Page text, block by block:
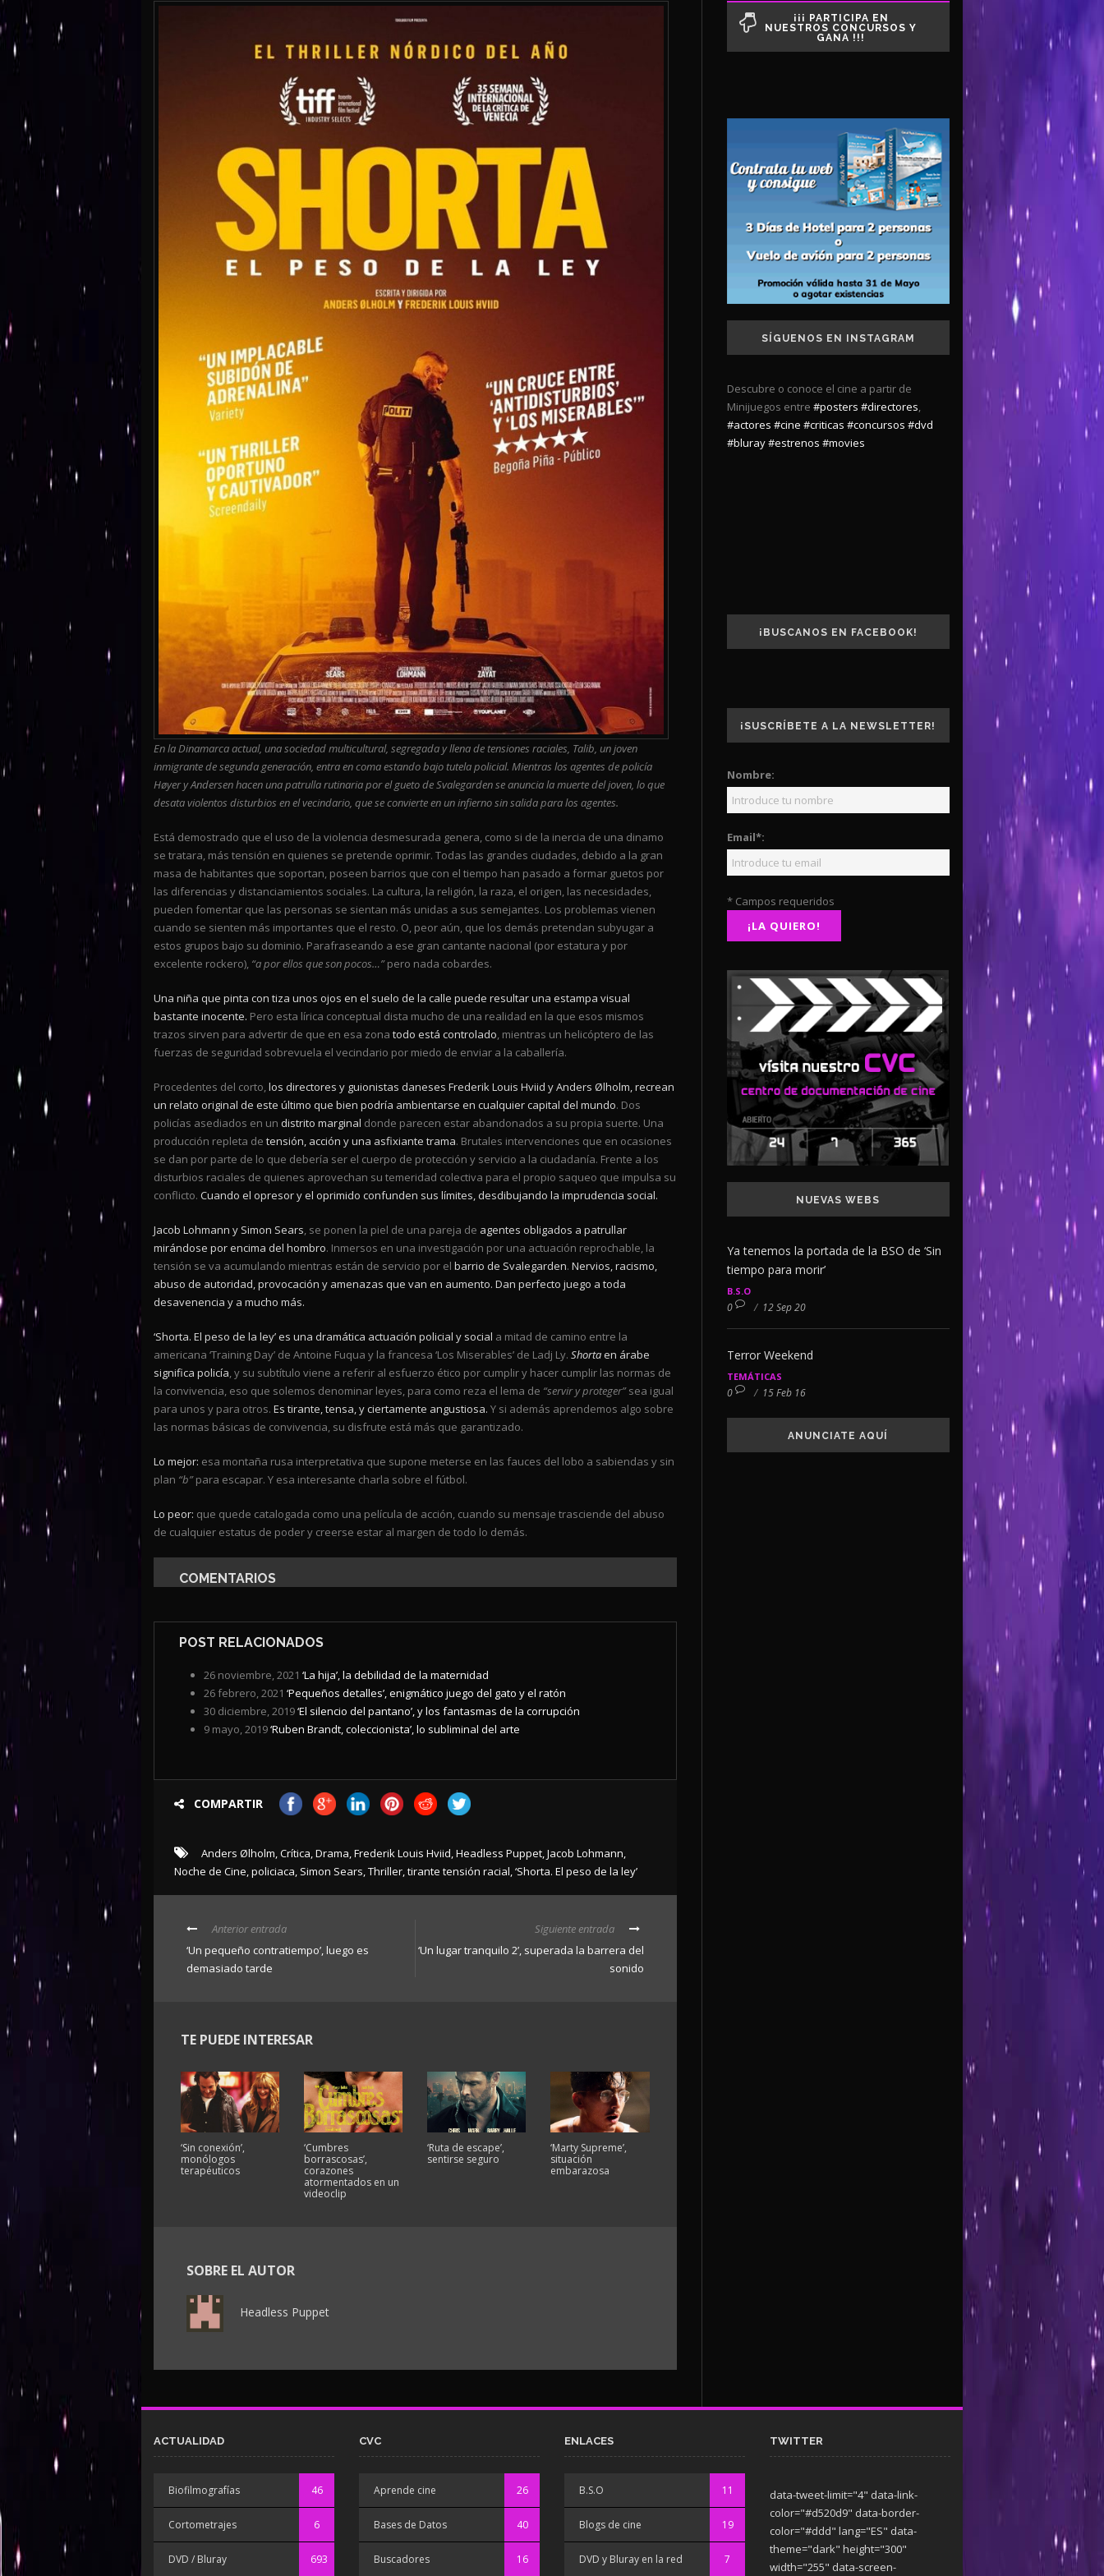
En la Dinamarca actual, una sociedad multicultural, segregada y llena de tensiones raciales, Talib, un joven
inmigrante de segunda generación, entra en coma estando bajo tutela policial. Mientras los agentes de policía
Høyer y Andersen hacen una patrulla rutinaria por el gueto de Svalegarden se anuncia la muerte del joven, lo que
desata violentos disturbios en el vecindario, que se convierte en un infierno sin salida para los agentes.
Está demostrado que el uso de la violencia desmesurada genera, como si de la inercia de una dinamo
se tratara, más tensión en quienes se pretende oprimir. Todas las grandes ciudades, debido a la gran
masa de habitantes que soportan, poseen barrios que con el tiempo han pasado a formar guetos por
las diferencias y distanciamientos sociales. La cultura, la religión, la raza, el origen, las necesidades,
pueden fomentar que las personas se sientan más unidas a sus semejantes. Los problemas vienen
cuando se sienten más importantes que el resto. O, peor aún, que los demás pretendan subyugar a
estos grupos bajo su dominio. Parafraseando a ese gran cantante nacional (por estatura y por
excelente rockero), “a por ellos que son pocos…”pero nada cobardes.
Una niña que pinta con tiza unos ojos en el suelo de la calle puede resultar una estampa visual
bastante inocente. Pero esta lírica conceptual dista mucho de una realidad en la que esos mismos
trazos sirven para advertir de que en esa zona todo está controlado, mientras un helicóptero de las
fuerzas de seguridad sobrevuela el vecindario por miedo de enviar a la caballería.
Procedentes del corto,los directores y guionistas daneses Frederik Louis Hviid y Anders Ølholm, recrean
un relato original de este último que bien podría ambientarse en cualquier capital del mundo. Dos
policías asediados en un distrito marginal donde parecen estar abandonados a su propia suerte. Una
producción repleta de tensión, acción y una asfixiante trama. Brutales intervenciones que en ocasiones
se dan por parte de lo que debería ser el cuerpo de protección y servicio a la ciudadanía. Frente a los
disturbios raciales de quienes aprovechan su temeridad colectiva para el propio saqueo que impulsa su
conflicto. Cuando el opresor y el oprimido confunden sus límites, desdibujando la imprudencia social.
Jacob Lohmann y Simon Sears, se ponen la piel de una pareja de agentes obligados a patrullar
mirándose por encima del hombro. Inmersos en una investigación por una actuación reprochable, la
tensión se va acumulando mientras están de servicio por el barrio de Svalegarden. Nervios, racismo,
abuso de autoridad, provocación y amenazas que van en aumento. Dan perfecto juego a toda
desavenencia y a mucho más.
‘Shorta. El peso de la ley’ es una dramática actuación policial y social a mitad de camino entre la
americana ‘Training Day’ de Antoine Fuqua y la francesa ‘Los Miserables’ de Ladj Ly. Shorta en árabe
significa policía, y su subtítulo viene a referir al esfuerzo ético por cumplir y hacer cumplir las normas de
la convivencia, eso que solemos denominar leyes, para como reza el lema de “servir y proteger”sea igual
para unos y para otros. Es tirante, tensa, y ciertamente angustiosa. Y si además aprendemos algo sobre
las normas básicas de convivencia, su disfrute está más que garantizado.
Lo mejor: esa montaña rusa interpretativa que supone meterse en las fauces del lobo a sabiendas y sin
plan “b”para escapar. Y esa interesante charla sobre el fútbol.
Lo peor: que quede catalogada como una película de acción, cuando su mensaje trasciende del abuso
de cualquier estatus de poder y creerse estar al margen de todo lo demás.
COMENTARIOS
POST RELACIONADOS
26 noviembre, 2021 ‘La hija’, la debilidad de la maternidad
26 febrero, 2021 ‘Pequeños detalles’, enigmático juego del gato y el ratón
30 diciembre, 2019‘El silencio del pantano’, y los fantasmas de la corrupción
9 mayo, 2019‘Ruben Brandt, coleccionista’, lo subliminal del arte
COMPARTIR
Anders Ølholm,Crítica,Drama,Frederik Louis Hviid,Headless Puppet,Jacob Lohmann,
Noche de Cine,policiaca, Simon Sears,Thriller,tirante tensión racial,‘Shorta. El peso de la ley’
Anterior entrada
‘Un pequeño contratiempo’, luego es
demasiado tarde
Siguiente entrada
‘Un lugar tranquilo 2’, superada la barrera del
sonido
TE PUEDE INTERESAR
‘Sin conexión’,
monólogos
terapéuticos
‘Cumbres
borrascosas’,
corazones
atormentados en un
videoclip
‘Ruta de escape’,
sentirse seguro
‘Marty Supreme’,
situación
embarazosa
SOBRE EL AUTOR
Headless Puppet
¡¡¡ PARTICIPA EN
NUESTROS CONCURSOS Y
GANA !!!
SÍGUENOS EN INSTAGRAM
Descubre o conoce el cine a partir de
Minijuegos entre #posters #directores,
#actores #cine #criticas #concursos #dvd
#bluray#estrenos #movies
¡BUSCANOS EN FACEBOOK!
¡SUSCRÍBETE A LA NEWSLETTER!
Nombre:
Email*:
* Campos requeridos
NUEVAS WEBS
Ya tenemos la portada de la BSO de ‘Sin
tiempo para morir’
B.S.O
0 / 12 Sep 20
Terror Weekend
TEMÁTICAS
0 / 15 Feb 16
ANUNCIATE AQUÍ
ACTUALIDAD
Biofilmografías 46
Cortometrajes 6
DVD / Bluray 693
CVC
Aprende cine 26
Bases de Datos 40
Buscadores 16
ENLACES
B.S.O 11
Blogs de cine 19
DVD y Bluray en la red 7
TWITTER
data-tweet-limit="4" data-link-
color="#d520d9" data-border-
color="#ddd" lang="ES" data-
theme="dark" height="300"
width="255" data-screen-